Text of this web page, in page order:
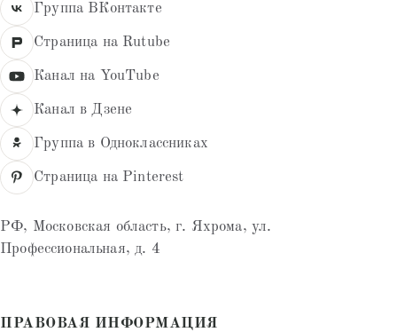
Группа ВКонтакте
Страница на Rutube
Канал на YouTube
Канал в Дзене
Группа в Одноклассниках
Страница на Pinterest
РФ, Московская область, г. Яхрома, ул.
Профессиональная, д. 4
ПРАВОВАЯ ИНФОРМАЦИЯ